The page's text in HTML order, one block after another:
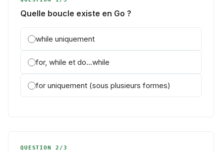
Quelle boucle existe en Go ?
while uniquement
for, while et do...while
for uniquement (sous plusieurs formes)
QUESTION 2/3